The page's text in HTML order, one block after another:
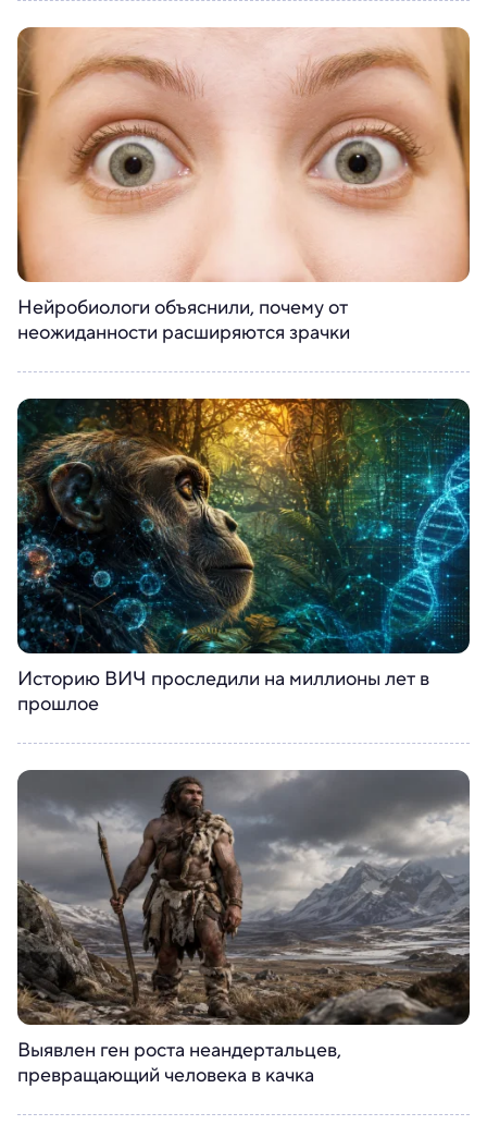
Нейробиологи объяснили, почему от
неожиданности расширяются зрачки
Историю ВИЧ проследили на миллионы лет в
прошлое
Выявлен ген роста неандертальцев,
превращающий человека в качка